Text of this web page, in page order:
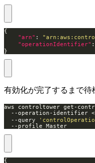
"arn" :
"operationIdentifier" :
}
有効化が完了するまで待
aws controltower get-
--operation-identifier <
  --query
  --profile Master